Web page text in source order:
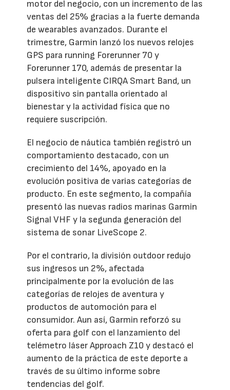
motor del negocio, con un incremento de las
ventas del 25% gracias a la fuerte demanda
de wearables avanzados. Durante el
trimestre, Garmin lanzó los nuevos relojes
GPS para running Forerunner 70 y
Forerunner 170, además de presentar la
pulsera inteligente CIRQA Smart Band, un
dispositivo sin pantalla orientado al
bienestar y la actividad física que no
requiere suscripción.
El negocio de náutica también registró un
comportamiento destacado, con un
crecimiento del 14%, apoyado en la
evolución positiva de varias categorías de
producto. En este segmento, la compañía
presentó las nuevas radios marinas Garmin
Signal VHF y la segunda generación del
sistema de sonar LiveScope 2.
Por el contrario, la división outdoor redujo
sus ingresos un 2%, afectada
principalmente por la evolución de las
categorías de relojes de aventura y
productos de automoción para el
consumidor. Aun así, Garmin reforzó su
oferta para golf con el lanzamiento del
telémetro láser Approach Z10 y destacó el
aumento de la práctica de este deporte a
través de su último informe sobre
tendencias del golf.